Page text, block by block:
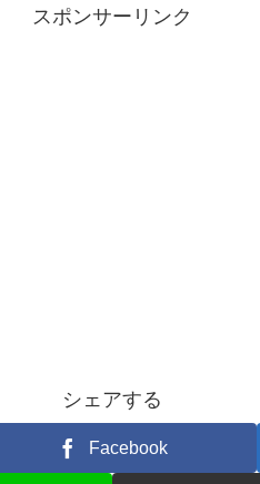
スポンサーリンク
シェアする
Facebook